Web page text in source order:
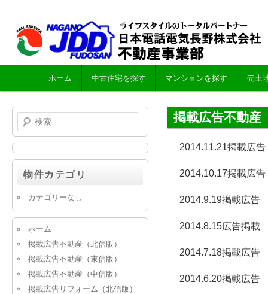
メ
イ
ン
コ
テ
ン
サ
ブ
コ
ン
ン
ツ
ホーム 中古住宅を探す マンションを探す 売土
掲載広告不動産
2014.11.21掲載広告
2014.10.17掲載広告
2014.9.19掲載広告
2014.8.15広告掲載
2014.7.18掲載広告
2014.6.20掲載広告
検
索
物件カテゴリ
カテゴリーなし
ホーム
掲載広告不動産（北信版）
掲載広告不動産（東信版）
掲載広告不動産（中信版）
掲載広告リフォーム（北信版）